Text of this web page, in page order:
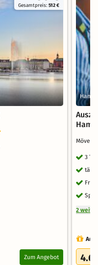
Gesamtpreis:512 €
Zum Angebot
3
2
4.6